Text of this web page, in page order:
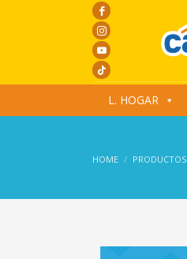
L. HOGAR
HOME PRODUCTOS